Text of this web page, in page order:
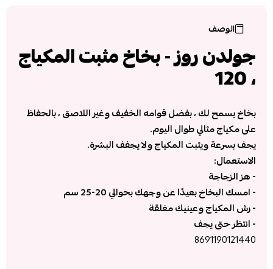
الوصف
جولدن روز - بخاخ مثبت المكياج
، 120
بخاخ يسمح لك ، بفضل قوامه الخفيف وغير اللاصق ، بالحفاظ
على مكياج مثالي طوال اليوم.
يجف بسرعة ويثبت المكياج ولا يجفف البشرة.
الاستعمال:
- هز الزجاجة
- امسك البخاخ بعيدًا عن وجهك بحوالي 20-25 سم
- رش المكياج وعينيك مغلقة
- انتظر حتى يجف
8691190121440